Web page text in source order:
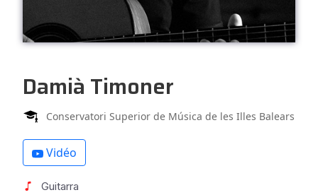
Damià Timoner
Conservatori Superior de Música de les Illes Balears
Vidéo
Guitarra